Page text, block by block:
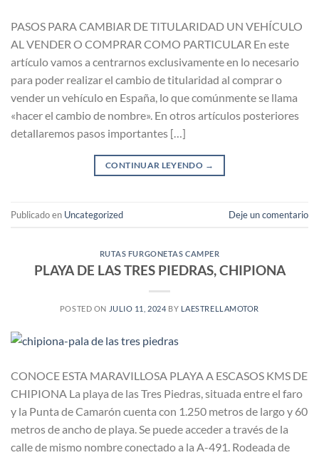
PASOS PARA CAMBIAR DE TITULARIDAD UN VEHÍCULO
AL VENDER O COMPRAR COMO PARTICULAR En este
artículo vamos a centrarnos exclusivamente en lo necesario
para poder realizar el cambio de titularidad al comprar o
vender un vehículo en España, lo que comúnmente se llama
«hacer el cambio de nombre». En otros artículos posteriores
detallaremos pasos importantes […]
CONTINUAR LEYENDO →
Publicado en Uncategorized Deje un comentario
RUTAS FURGONETAS CAMPER
PLAYA DE LAS TRES PIEDRAS, CHIPIONA
POSTED ON JULIO 11, 2024 BY LAESTRELLAMOTOR
CONOCE ESTA MARAVILLOSA PLAYA A ESCASOS KMS DE
CHIPIONA La playa de las Tres Piedras, situada entre el faro
y la Punta de Camarón cuenta con 1.250 metros de largo y 60
metros de ancho de playa. Se puede acceder a través de la
calle de mismo nombre conectado a la A-491. Rodeada de